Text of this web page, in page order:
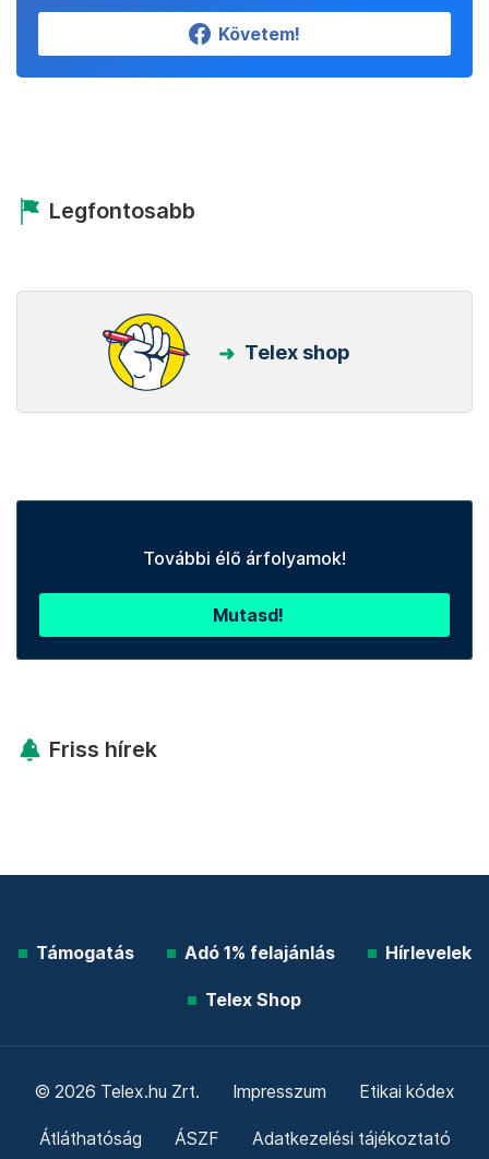
Követem!
Legfontosabb
Telex shop
További élő árfolyamok!
Mutasd!
Friss hírek
Támogatás Adó 1% felajánlás Hírlevelek
Telex Shop
© 2026 Telex.hu Zrt. Impresszum Etikai kódex
Átláthatóság ÁSZF Adatkezelési tájékoztató